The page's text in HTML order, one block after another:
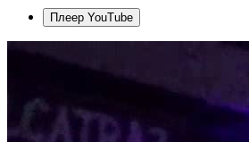
Плеер YouTube